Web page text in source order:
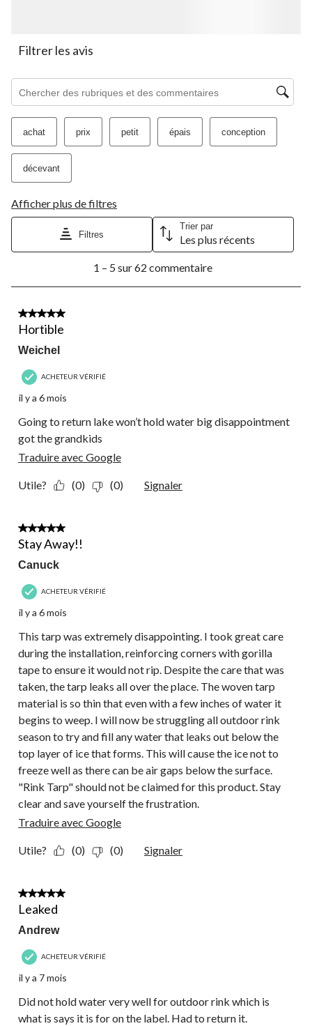
Filtrer les avis
achat prix petit épais conception
décevant
Afficher plus de filtres
Filtres
Trier par
Les plus récents
5
62
commentaire.
1 – 5 sur 62 commentaire
1 étoile(s) sur 5.
Hortible
Weichel
ACHETEUR VÉRIFIÉ
il y a 6 mois
Going to return lake won’t hold water big disappointment
got the grandkids
Traduire avec Google
Utile? (0) (0) Signaler
1 étoile(s) sur 5.
Stay Away!!
Canuck
ACHETEUR VÉRIFIÉ
il y a 6 mois
This tarp was extremely disappointing. I took great care
during the installation, reinforcing corners with gorilla
tape to ensure it would not rip. Despite the care that was
taken, the tarp leaks all over the place. The woven tarp
material is so thin that even with a few inches of water it
begins to weep. I will now be struggling all outdoor rink
season to try and fill any water that leaks out below the
top layer of ice that forms. This will cause the ice not to
freeze well as there can be air gaps below the surface.
"Rink Tarp" should not be claimed for this product. Stay
clear and save yourself the frustration.
Traduire avec Google
Utile? (0) (0) Signaler
1 étoile(s) sur 5.
Leaked
Andrew
ACHETEUR VÉRIFIÉ
il y a 7 mois
Did not hold water very well for outdoor rink which is
what is says it is for on the label. Had to return it.